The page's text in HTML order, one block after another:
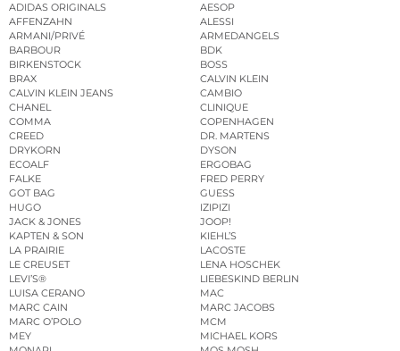
ADIDAS ORIGINALS
AESOP
AFFENZAHN
ALESSI
ARMANI/PRIVÉ
ARMEDANGELS
BARBOUR
BDK
BIRKENSTOCK
BOSS
BRAX
CALVIN KLEIN
CALVIN KLEIN JEANS
CAMBIO
CHANEL
CLINIQUE
COMMA
COPENHAGEN
CREED
DR. MARTENS
DRYKORN
DYSON
ECOALF
ERGOBAG
FALKE
FRED PERRY
GOT BAG
GUESS
HUGO
IZIPIZI
JACK & JONES
JOOP!
KAPTEN & SON
KIEHL’S
LA PRAIRIE
LACOSTE
LE CREUSET
LENA HOSCHEK
LEVI’S®
LIEBESKIND BERLIN
LUISA CERANO
MAC
MARC CAIN
MARC JACOBS
MARC O’POLO
MCM
MEY
MICHAEL KORS